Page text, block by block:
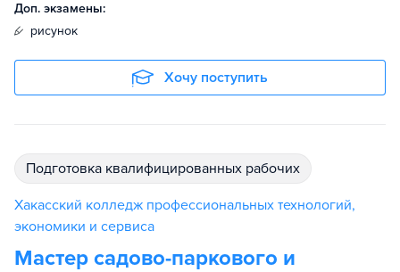
Доп. экзамены:
рисунок
Хочу поступить
подготовка квалифицированных рабочих
Хакасский колледж профессиональных технологий,
экономики и сервиса
Мастер садово-паркового и